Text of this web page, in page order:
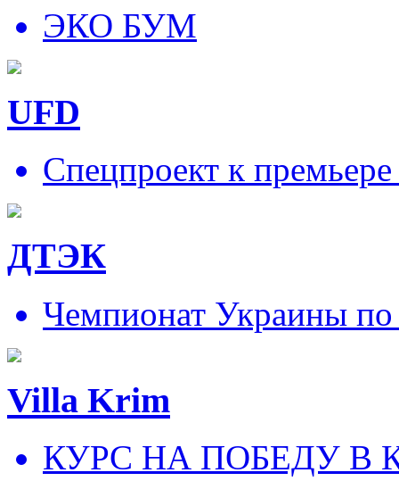
ЭКО БУМ
UFD
Спецпроект к
ДТЭК
Чемпионат Украины
Villa Krim
КУРС НА ПОБЕДУ В